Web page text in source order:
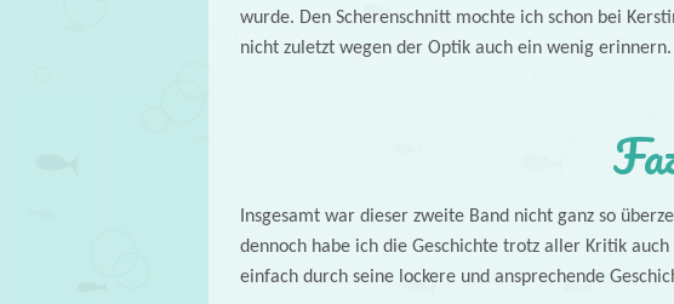
wurde. Den Scherenschnitt mochte ich schon bei
nicht zuletzt wegen der Optik auch ein wenig erinnern.
Insgesamt war dieser zweite Band nicht ganz so
dennoch habe ich die Geschichte trotz aller Kritik
einfach durch seine lockere und ansprechende